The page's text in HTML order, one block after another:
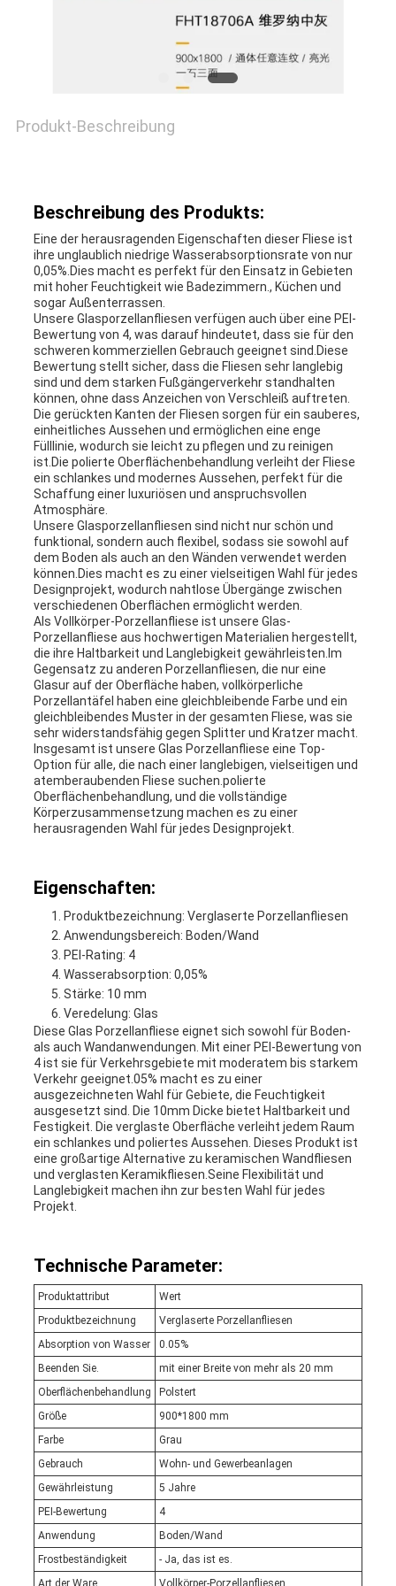
Produkt-Beschreibung
Beschreibung des Produkts:
Eine der herausragenden Eigenschaften dieser Fliese ist
ihre unglaublich niedrige Wasserabsorptionsrate von nur
0,05%.Dies macht es perfekt für den Einsatz in Gebieten
mit hoher Feuchtigkeit wie Badezimmern., Küchen und
sogar Außenterrassen.
Unsere Glasporzellanfliesen verfügen auch über eine PEI-
Bewertung von 4, was darauf hindeutet, dass sie für den
schweren kommerziellen Gebrauch geeignet sind.Diese
Bewertung stellt sicher, dass die Fliesen sehr langlebig
sind und dem starken Fußgängerverkehr standhalten
können, ohne dass Anzeichen von Verschleiß auftreten.
Die gerückten Kanten der Fliesen sorgen für ein sauberes,
einheitliches Aussehen und ermöglichen eine enge
Fülllinie, wodurch sie leicht zu pflegen und zu reinigen
ist.Die polierte Oberflächenbehandlung verleiht der Fliese
ein schlankes und modernes Aussehen, perfekt für die
Schaffung einer luxuriösen und anspruchsvollen
Atmosphäre.
Unsere Glasporzellanfliesen sind nicht nur schön und
funktional, sondern auch flexibel, sodass sie sowohl auf
dem Boden als auch an den Wänden verwendet werden
können.Dies macht es zu einer vielseitigen Wahl für jedes
Designprojekt, wodurch nahtlose Übergänge zwischen
verschiedenen Oberflächen ermöglicht werden.
Als Vollkörper-Porzellanfliese ist unsere Glas-
Porzellanfliese aus hochwertigen Materialien hergestellt,
die ihre Haltbarkeit und Langlebigkeit gewährleisten.Im
Gegensatz zu anderen Porzellanfliesen, die nur eine
Glasur auf der Oberfläche haben, vollkörperliche
Porzellantäfel haben eine gleichbleibende Farbe und ein
gleichbleibendes Muster in der gesamten Fliese, was sie
sehr widerstandsfähig gegen Splitter und Kratzer macht.
Insgesamt ist unsere Glas Porzellanfliese eine Top-
Option für alle, die nach einer langlebigen, vielseitigen und
atemberaubenden Fliese suchen.polierte
Oberflächenbehandlung, und die vollständige
Körperzusammensetzung machen es zu einer
herausragenden Wahl für jedes Designprojekt.
Eigenschaften:
Produktbezeichnung: Verglaserte Porzellanfliesen
Anwendungsbereich: Boden/Wand
PEI-Rating: 4
Wasserabsorption: 0,05%
Stärke: 10 mm
Veredelung: Glas
Diese Glas Porzellanfliese eignet sich sowohl für Boden-
als auch Wandanwendungen. Mit einer PEI-Bewertung von
4 ist sie für Verkehrsgebiete mit moderatem bis starkem
Verkehr geeignet.05% macht es zu einer
ausgezeichneten Wahl für Gebiete, die Feuchtigkeit
ausgesetzt sind. Die 10mm Dicke bietet Haltbarkeit und
Festigkeit. Die verglaste Oberfläche verleiht jedem Raum
ein schlankes und poliertes Aussehen. Dieses Produkt ist
eine großartige Alternative zu keramischen Wandfliesen
und verglasten Keramikfliesen.Seine Flexibilität und
Langlebigkeit machen ihn zur besten Wahl für jedes
Projekt.
Technische Parameter:
Produktattribut
Wert
Produktbezeichnung
Verglaserte Porzellanfliesen
Absorption von Wasser
0.05%
Beenden Sie.
mit einer Breite von mehr als 20 mm
Oberflächenbehandlung
Polstert
Größe
900*1800 mm
Farbe
Grau
Gebrauch
Wohn- und Gewerbeanlagen
Gewährleistung
5 Jahre
PEI-Bewertung
4
Anwendung
Boden/Wand
Frostbeständigkeit
- Ja, das ist es.